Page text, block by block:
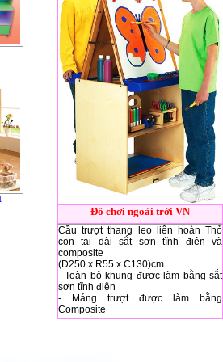
Đồ chơi ngoài trời VN
Cầu trượt thang leo liên hoàn Thỏ
con tai dài sắt sơn tĩnh điện và
composite
(D250 x R55 x C130)cm
- Toàn bộ khung được làm bằng sắt
sơn tĩnh điện
- Máng trượt được làm bằng
Composite